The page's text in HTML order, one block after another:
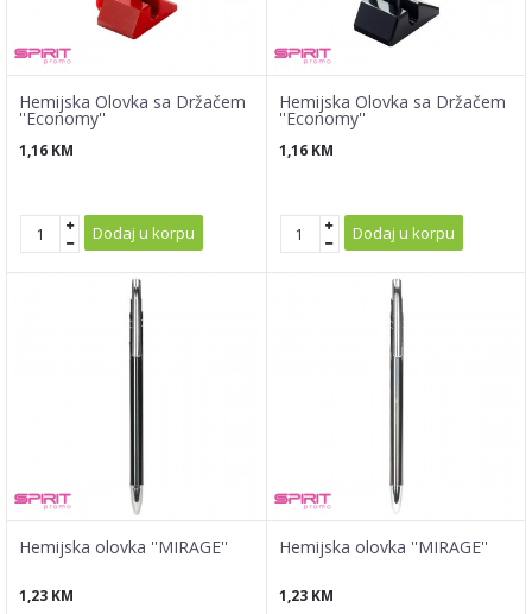
Hemijska Olovka sa Držačem
''Economy''
1,16 KM
Dodaj u korpu
Hemijska Olovka sa Držačem
''Economy''
1,16 KM
Dodaj u korpu
Hemijska olovka ''MIRAGE''
1,23 KM
Hemijska olovka ''MIRAGE''
1,23 KM